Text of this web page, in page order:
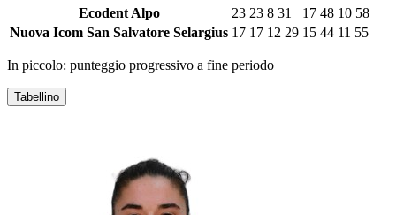
Ecodent Alpo
23 23 8 31 17 48 10 58
Nuova Icom San Salvatore Selargius 17 17 12 29 15 44 11 55
In piccolo: punteggio progressivo a fine periodo
Tabellino